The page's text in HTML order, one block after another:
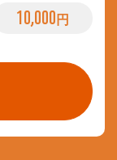
10,000 円